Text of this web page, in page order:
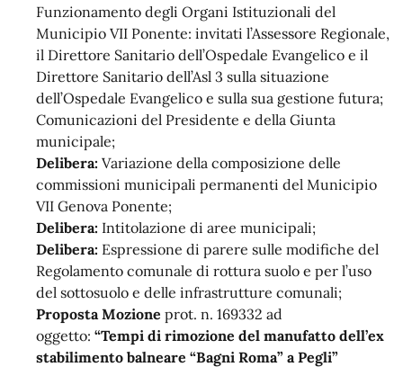
Funzionamento degli Organi Istituzionali del
Municipio VII Ponente: invitati l’Assessore Regionale,
il Direttore Sanitario dell’Ospedale Evangelico e il
Direttore Sanitario dell’Asl 3 sulla situazione
dell’Ospedale Evangelico e sulla sua gestione futura;
Comunicazioni del Presidente e della Giunta
municipale;
Delibera: Variazione della composizione delle
commissioni municipali permanenti del Municipio
VII Genova Ponente;
Delibera: Intitolazione di aree municipali;
Delibera: Espressione di parere sulle modifiche del
Regolamento comunale di rottura suolo e per l’uso
del sottosuolo e delle infrastrutture comunali;
Proposta Mozione prot. n. 169332 ad
oggetto: “Tempi di rimozione del manufatto dell’ex
stabilimento balneare “Bagni Roma” a Pegli”